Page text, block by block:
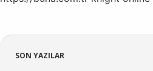
Sidebar
SON YAZILAR